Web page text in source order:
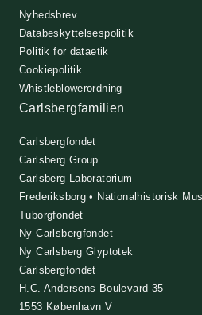
Nyhedsbrev
Databeskyttelsespolitik
Politik for dataetik
Cookiepolitik
Whistleblowerordning
Carlsbergfamilien
Carlsbergfondet
Carlsberg Group
Carlsberg Laboratorium
Frederiksborg • Nationalhistorisk
Tuborgfondet
Ny Carlsbergfondet
Ny Carlsberg Glyptotek
Carlsbergfondet
H.C. Andersens Boulevard 35
1553 København V